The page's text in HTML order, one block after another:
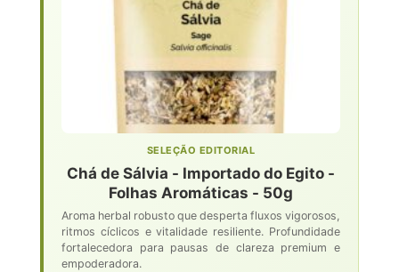
SELEÇÃO EDITORIAL
Chá de Sálvia - Importado do Egito -
Folhas Aromáticas - 50g
Aroma herbal robusto que desperta fluxos vigorosos,
ritmos cíclicos e vitalidade resiliente. Profundidade
fortalecedora para pausas de clareza premium e
empoderadora.